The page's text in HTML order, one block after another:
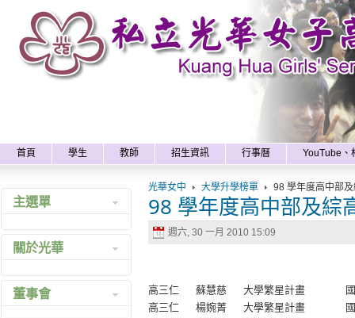
首頁 學生 教師 招生資訊 行事曆 YouTube、
光華女中 大學升學榜單 98 學年度高中部
98 學年度高中部及綜
週六, 30 一月 2010 15:09
高三仁 蘇慧慈 大學繁星計畫
高三仁
楊婉菁 大學繁星計畫
主選單
網站地圖
關於光華
組織
董事會